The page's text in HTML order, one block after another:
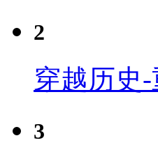
2
穿越历史
3